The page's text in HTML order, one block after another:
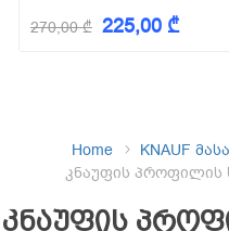
270,00 ₾ 225,00 ₾
Home KNAUF
კნაუფის პროფილის
კნაუფის